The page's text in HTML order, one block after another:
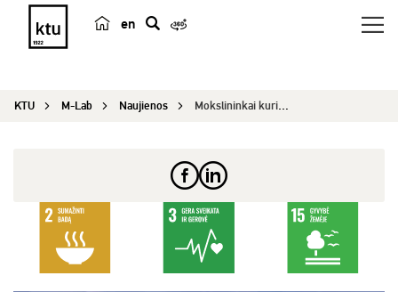
en
e
KTU M-Lab Naujienos Mokslininkai kuria išmanius sprendimus ūkiams: d...